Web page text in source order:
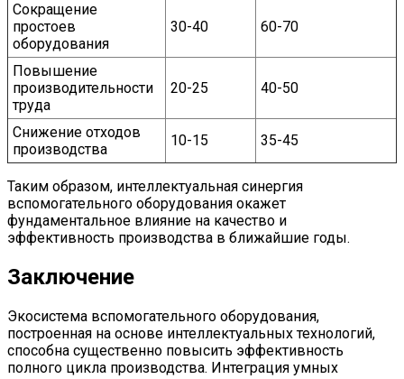
Сокращение
простоев
оборудования
30-40 60-70
Повышение
производительности
труда
20-25 40-50
Снижение отходов
производства
10-15 35-45
Таким образом, интеллектуальная синергия
вспомогательного оборудования окажет
фундаментальное влияние на качество и
эффективность производства в ближайшие годы.
Заключение
Экосистема вспомогательного оборудования,
построенная на основе интеллектуальных технологий,
способна существенно повысить эффективность
полного цикла производства. Интеграция умных